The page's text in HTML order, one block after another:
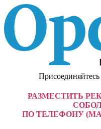
РАЗМЕСТИТЬ
ПО ТЕЛЕФОНУ (MAX,